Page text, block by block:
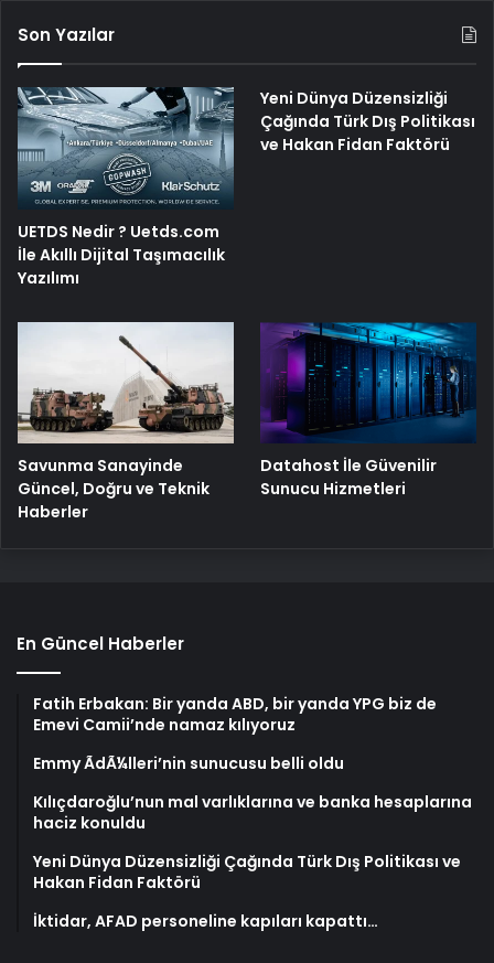
Son Yazılar
UETDS Nedir ? Uetds.com
İle Akıllı Dijital Taşımacılık
Yazılımı
Yeni Dünya Düzensizliği
Çağında Türk Dış Politikası
ve Hakan Fidan Faktörü
Savunma Sanayinde
Güncel, Doğru ve Teknik
Haberler
Datahost İle Güvenilir
Sunucu Hizmetleri
En Güncel Haberler
Fatih Erbakan: Bir yanda ABD, bir yanda YPG biz de
Emevi Camii’nde namaz kılıyoruz
Emmy ÃdÃ¼lleri’nin sunucusu belli oldu
Kılıçdaroğlu’nun mal varlıklarına ve banka hesaplarına
haciz konuldu
Yeni Dünya Düzensizliği Çağında Türk Dış Politikası ve
Hakan Fidan Faktörü
İktidar, AFAD personeline kapıları kapattı…